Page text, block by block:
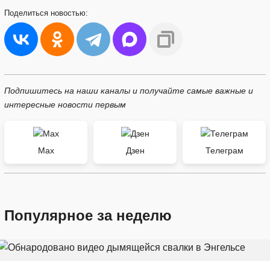
Поделиться новостью:
Подпишитесь на наши каналы и получайте самые важные и
интересные новости первым
Max Дзен Телеграм
Популярное за неделю